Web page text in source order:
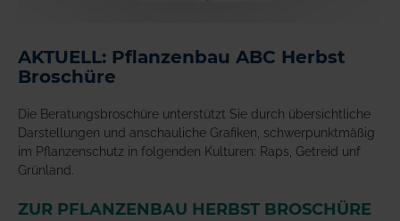
AKTUELL: Pflanzenbau ABC Herbst
Broschüre
Die Beratungsbroschüre unterstützt Sie durch übersichtliche
Darstellungen und anschauliche Grafiken, schwerpunktmäßig
im Pflanzenschutz in folgenden Kulturen: Raps, Getreid unf
Grünland.
ZUR PFLANZENBAU HERBST BROSCHÜRE